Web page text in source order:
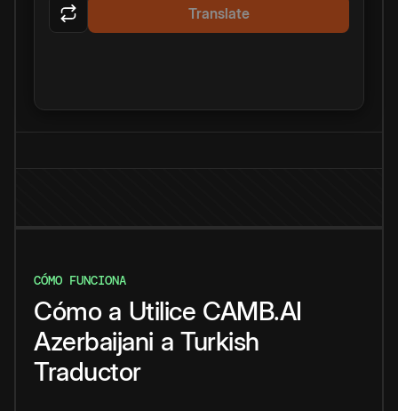
Translate
CÓMO FUNCIONA
Cómo a Utilice CAMB.AI
Azerbaijani a Turkish
Traductor